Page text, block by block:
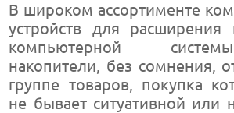
В широком ассортименте
устройств для расширения
компьютерной
накопители, без сомнения,
группе товаров, покупка
не бывает ситуативной или